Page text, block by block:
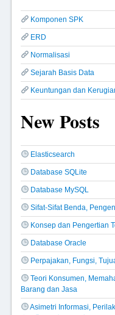
Komponen SPK
ERD
Normalisasi
Sejarah Basis Data
Keuntungan dan
New Posts
Elasticsearch
Database SQLite
Database MySQL
Sifat-Sifat Benda,
Konsep dan Pengertian
Database Oracle
Perpajakan, Fungsi,
Teori Konsumen,
Barang dan Jasa
Asimetri Informasi,